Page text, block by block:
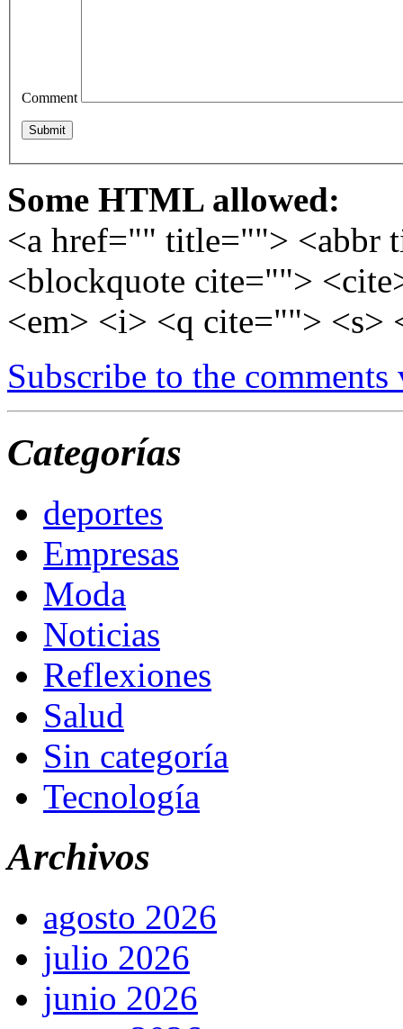
Comment
Some HTML allowed:
<a href="" title=""> <abbr
<blockquote cite="">
<em> <i> <q cite=""> <s>
Subscribe to the comments
Categorías
deportes
Empresas
Moda
Noticias
Reflexiones
Salud
Sin categoría
Tecnología
Archivos
agosto 2026
julio 2026
junio 2026